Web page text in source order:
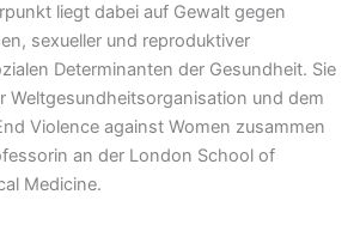
liegt dabei auf Gewalt gegen
sexueller und reproduktiver
Determinanten der Gesundheit. Sie
Weltgesundheitsorganisation und dem
Violence against Women zusammen
an der London School of
Medicine.